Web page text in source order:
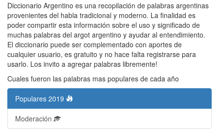
Diccionario Argentino es una recopilación de palabras argentinas
provenientes del habla tradicional y moderno. La finalidad es
poder compartir esta información sobre el uso y significado de
muchas palabras del argot argentino y ayudar al entendimiento.
El diccionario puede ser complementado con aportes de
cualquier usuario, es gratuito y no hace falta registrarse para
usarlo. Los invito a agregar palabras libremente!
Cuales fueron las palabras mas populares de cada año
Populares 2019
Moderación